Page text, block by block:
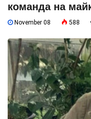
команда на
November 08 588